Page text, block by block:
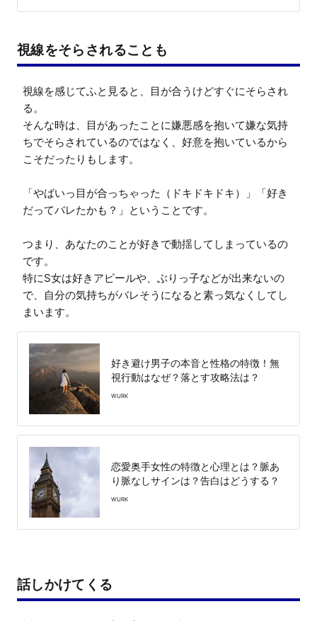
視線をそらされることも
視線を感じてふと見ると、目が合うけどすぐにそらされ
る。
そんな時は、目があったことに嫌悪感を抱いて嫌な気持
ちでそらされているのではなく、好意を抱いているから
こそだったりもします。
「やばいっ目が合っちゃった（ドキドキドキ）」「好き
だってバレたかも？」ということです。
つまり、あなたのことが好きで動揺してしまっているの
です。
特にS女は好きアピールや、ぶりっ子などが出来ないの
で、自分の気持ちがバレそうになると素っ気なくしてし
まいます。
好き避け男子の本音と性格の特徴！無
視行動はなぜ？落とす攻略法は？
WURK
恋愛奥手女性の特徴と心理とは？脈あ
り脈なしサインは？告白はどうする？
WURK
話しかけてくる